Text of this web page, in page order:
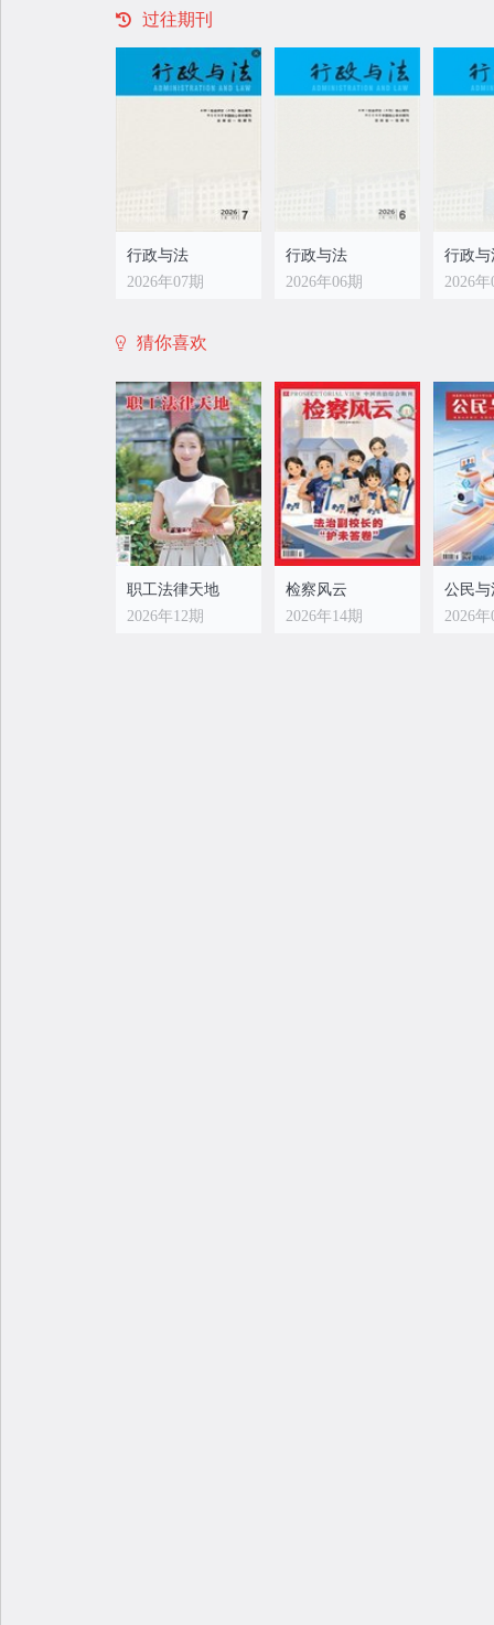
疗保险经办机构的运行现状，采取用
为辅的给付方式，实现病假工资成本
的公平、合理分担。
定，已为立法借鉴RCEP过渡期条款、
础。在实施路径上：一是依托自贸港
法规制定权，聚焦RCEP的重点领域推
进规则衔接与转化；二是运用RCEP过
为基础的备案说明、审查批准监督机
制，保障过渡期条款嵌入的合理性与
规范性，最终实现自贸港法规体系高
解，
治理
过往期刊
行政与法
2026年07期
行政与法
2026年06期
行政与
2026年
猜你喜欢
职工法律天地
2026年12期
检察风云
2026年14期
公民与
2026年